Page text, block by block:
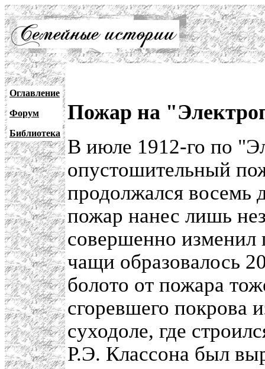
Оглавление
Форум
Библиотека
Пожар на
В июле 1912-го по
опустошительный
продолжался восемь
пожар нанес лишь
совершенно изменил
чащи образовалось
болото от пожара
сгоревшего покрова
суходоле, где
Р.Э. Классона был